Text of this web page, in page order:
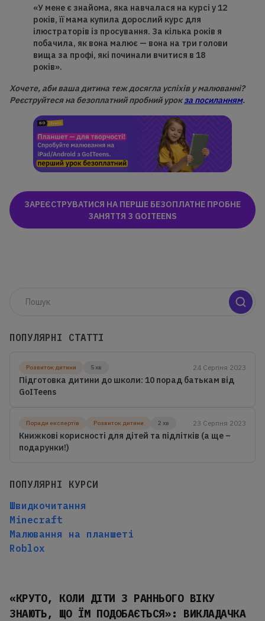
«У мене є знайома, яка навчалася на курсі у 12
років, її мама купила дорослий курс для
ілюстраторів із просування. За кілька років я
побачила, як вона малює — вона на три голови
вища за профі, які починали вчитися в 18
років».
Хочете, аби ваша дитина теж досягла успіхів у малюванні?
Реєструйтеся на безоплатний пробний урокза посиланням.
ЗАРЕЄСТРУВАТИСЯ НА ПЕРШЕ БЕЗОПЛАТНЕ ПРОБНЕ
ЗАНЯТТЯ З GOITEENS
ПОПУЛЯРНІ СТАТТІ
Розвиток дитини 5 хв 24 Серпня 2023
Підготовка дитини до школи: 10 порад батькам від
GoITeens
Поради експертів Розвиток дитини 2 хв 23 Серпня 2023
Книжкові корисності для дітей та підлітків (а ще –
подарунки!)
ПОПУЛЯРНІ КУРСИ
Швидкочитання
Minecraft
Малювання на планшеті
Roblox
«КРУТО, КОЛИ ДІТИ З РАННЬОГО ВІКУ
ЗНАЮТЬ, ЩО ЇМ ПОДОБАЄТЬСЯ»: ВИКЛАДАЧКА